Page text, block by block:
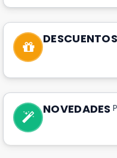
DESCUENTOS
NOVEDADES